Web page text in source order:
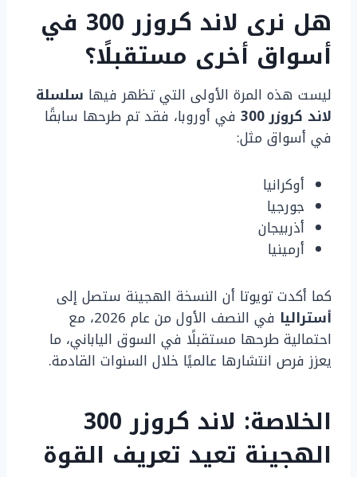
هل نرى لاند كروزر 300 في
أسواق أخرى مستقبلًا؟
ليست هذه المرة الأولى التي تظهر فيها سلسلة
لاند كروزر 300
في أوروبا، فقد تم طرحها سابقًا
في أسواق مثل:
أوكرانيا
جورجيا
أذربيجان
أرمينيا
كما أكدت تويوتا أن النسخة الهجينة ستصل إلى
أستراليا
في النصف الأول من عام 2026، مع
احتمالية طرحها مستقبلًا في السوق الياباني، ما
يعزز فرص انتشارها عالميًا خلال السنوات القادمة.
الخلاصة: لاند كروزر 300
الهجينة تعيد تعريف القوة